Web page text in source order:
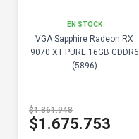
EN STOCK
VGA Sapphire Radeon RX
9070 XT PURE 16GB GDDR6
(5896)
$1.861.948
$1.675.753